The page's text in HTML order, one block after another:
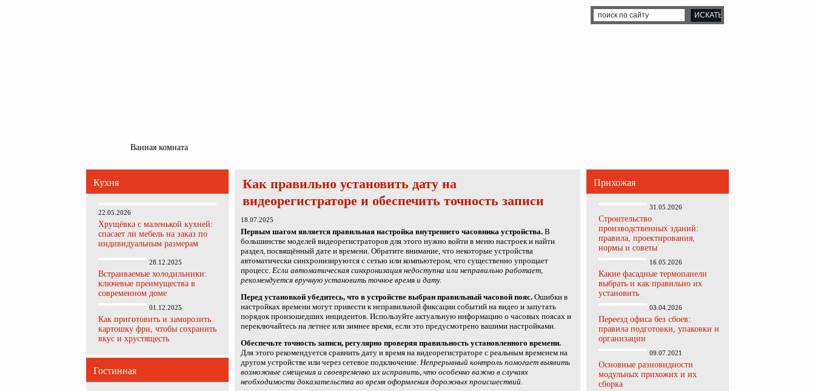
Ванная комната
Кухня
22.05.2026
Хрущёвка с маленькой кухней:
спасает ли мебель на заказ по
индивидуальным размерам
28.12.2025
Встраиваемые холодильники:
ключевые преимущества в
современном доме
01.12.2025
Как приготовить и заморозить
картошку фри, чтобы сохранить
вкус и хрустящесть
Гостинная
Прихожая
31.05.2026
Строительство
производственных зданий:
правила, проектирования,
нормы и советы
16.05.2026
Какие фасадные термопанели
выбрать и как правильно их
установить
03.04.2026
Переезд офиса без сбоев:
правила подготовки, упаковки и
организации
09.07.2021
Основные разновидности
модульных прихожих и их
сборка
Как правильно установить дату на
видеорегистраторе и обеспечить точность записи
18.07.2025
Первым шагом является правильная настройка внутреннего часовника устройства. В
большинстве моделей видеорегистраторов для этого нужно войти в меню настроек и найти
раздел, посвящённый дате и времени. Обратите внимание, что некоторые устройства
автоматически синхронизируются с сетью или компьютером, что существенно упрощает
процесс. Если автоматическая синхронизация недоступна или неправильно работает,
рекомендуется вручную установить точное время и дату.
Перед установкой убедитесь, что в устройстве выбран правильный часовой пояс. Ошибки в
настройках времени могут привести к неправильной фиксации событий на видео и запутать
порядок произошедших инцидентов. Используйте актуальную информацию о часовых поясах и
переключайтесь на летнее или зимнее время, если это предусмотрено вашими настройками.
Обеспечьте точность записи, регулярно проверяя правильность установленного времени.
Для этого рекомендуется сравнить дату и время на видеорегистраторе с реальным временем на
другом устройстве или через сетевое подключение. Непрерывный контроль помогает выявить
возможные смещения и своевременно их исправить, что особенно важно в случаях
необходимости доказательства во время оформления дорожных происшествий.